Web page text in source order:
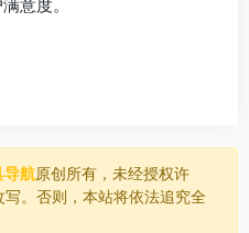
意度。
导航原创所有，未经授权许
。否则，本站将依法追究全